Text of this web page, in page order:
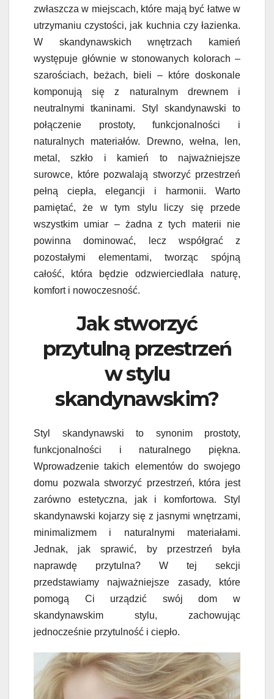
zwłaszcza w miejscach, które mają być łatwe w
utrzymaniu czystości, jak kuchnia czy łazienka.
W skandynawskich wnętrzach kamień
występuje głównie w stonowanych kolorach –
szarościach, beżach, bieli – które doskonale
komponują się z naturalnym drewnem i
neutralnymi tkaninami. Styl skandynawski to
połączenie prostoty, funkcjonalności i
naturalnych materiałów. Drewno, wełna, len,
metal, szkło i kamień to najważniejsze
surowce, które pozwalają stworzyć przestrzeń
pełną ciepła, elegancji i harmonii. Warto
pamiętać, że w tym stylu liczy się przede
wszystkim umiar – żadna z tych materii nie
powinna dominować, lecz współgrać z
pozostałymi elementami, tworząc spójną
całość, która będzie odzwierciedlała naturę,
komfort i nowoczesność.
Jak stworzyć
przytulną przestrzeń
w stylu
skandynawskim?
Styl skandynawski to synonim prostoty,
funkcjonalności i naturalnego piękna.
Wprowadzenie takich elementów do swojego
domu pozwala stworzyć przestrzeń, która jest
zarówno estetyczna, jak i komfortowa. Styl
skandynawski kojarzy się z jasnymi wnętrzami,
minimalizmem i naturalnymi materiałami.
Jednak, jak sprawić, by przestrzeń była
naprawdę przytulna? W tej sekcji
przedstawiamy najważniejsze zasady, które
pomogą Ci urządzić swój dom w
skandynawskim stylu, zachowując
jednocześnie przytulność i ciepło.